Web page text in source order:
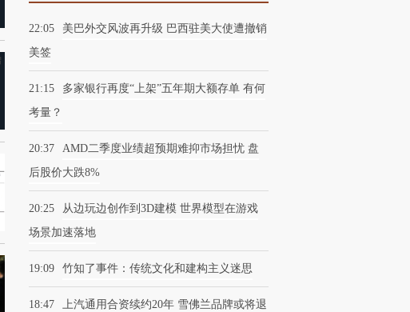
22:05
美巴外交风波再升级 巴西驻美大使遭撤销
美签
21:15
多家银行再度“上架”五年期大额存单 有何
考量？
20:37
AMD二季度业绩超预期难抑市场担忧 盘
后股价大跌8%
20:25
从边玩边创作到3D建模 世界模型在游戏
场景加速落地
19:09 竹知了事件：传统文化和建构主义迷思
18:47
上汽通用合资续约20年 雪佛兰品牌或将退